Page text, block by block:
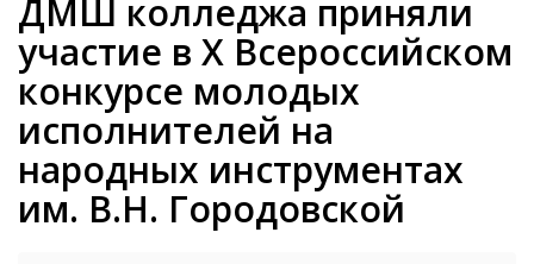
ДМШ колледжа приняли
участие в X Всероссийском
конкурсе молодых
исполнителей на
народных инструментах
им. В.Н. Городовской